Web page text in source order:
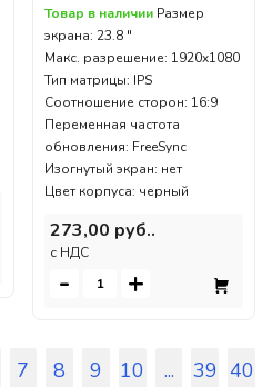
Товар в наличии Размер
экрана: 23.8 "
Макс. разрешение: 1920x1080
Тип матрицы: IPS
Соотношение сторон: 16:9
Переменная частота
обновления: FreeSync
Изогнутый экран: нет
Цвет корпуса: черный
273,00 руб..
c НДС
- +
7 8 9 10 ... 39 40